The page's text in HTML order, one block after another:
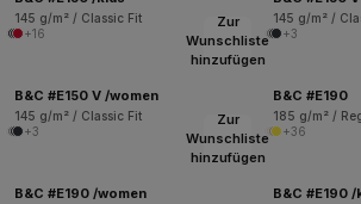
145 g/m² / Classic Fit
+16
145 g/m² /
+3
Zur
Wunschliste
hinzufügen
B&C #E150 V /women
145 g/m² / Classic Fit
+3
B&C #E190
185 g/m² /
+36
Zur
Wunschliste
hinzufügen
B&C #E190 /women B&C #E190 /